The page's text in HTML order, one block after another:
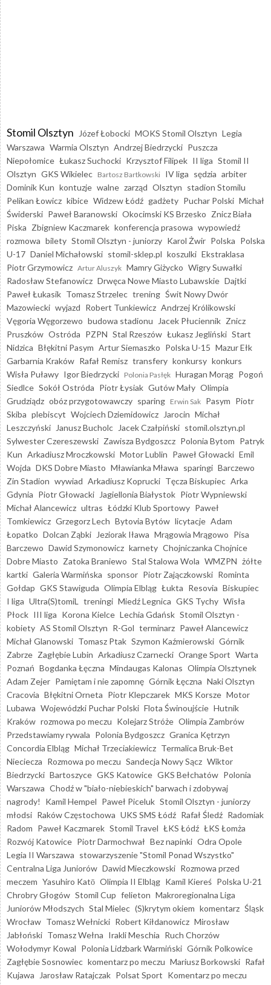
Stomil Olsztyn Józef Łobocki MOKS Stomil Olsztyn Legia
Warszawa Warmia Olsztyn Andrzej Biedrzycki Puszcza
Niepołomice Łukasz Suchocki Krzysztof Filipek II liga Stomil II
Olsztyn GKS Wikielec Bartosz Bartkowski IV liga sędzia arbiter
Dominik Kun kontuzje walne zarząd Olsztyn stadion Stomilu
Pelikan Łowicz kibice Widzew Łódź gadżety Puchar Polski Michał
Świderski Paweł Baranowski Okocimski KS Brzesko Znicz Biała
Piska Zbigniew Kaczmarek konferencja prasowa wypowiedź
rozmowa bilety Stomil Olsztyn - juniorzy Karol Żwir Polska Polska
U-17 Daniel Michałowski stomil-sklep.pl koszulki Ekstraklasa
Piotr Grzymowicz Artur Aluszyk Mamry Giżycko Wigry Suwałki
Radosław Stefanowicz Drwęca Nowe Miasto Lubawskie Dajtki
Paweł Łukasik Tomasz Strzelec trening Świt Nowy Dwór
Mazowiecki wyjazd Robert Tunkiewicz Andrzej Królikowski
Vęgoria Węgorzewo budowa stadionu Jacek Płuciennik Znicz
Pruszków Ostróda PZPN Stal Rzeszów Łukasz Jegliński Start
Nidzica Błękitni Pasym Artur Siemaszko Polska U-15 Mazur Ełk
Garbarnia Kraków Rafał Remisz transfery konkursy konkurs
Wisła Puławy Igor Biedrzycki Polonia Pasłęk Huragan Morąg Pogoń
Siedlce Sokół Ostróda Piotr Łysiak Gutów Mały Olimpia
Grudziądz obóz przygotowawczy sparing Erwin Sak Pasym Piotr
Skiba plebiscyt Wojciech Dziemidowicz Jarocin Michał
Leszczyński
Janusz Bucholc Jacek Czałpiński stomil.olsztyn.pl
Sylwester Czereszewski Zawisza Bydgoszcz Polonia Bytom Patryk
Kun Arkadiusz Mroczkowski Motor Lublin Paweł Głowacki Emil
Wojda DKS Dobre Miasto Mławianka Mława sparingi Barczewo
Zin Stadion wywiad Arkadiusz Koprucki Tęcza Biskupiec Arka
Gdynia Piotr Głowacki Jagiellonia Białystok Piotr Wypniewski
Michał Alancewicz ultras Łódzki Klub Sportowy Paweł
Tomkiewicz Grzegorz Lech Bytovia Bytów licytacje Adam
Łopatko Dolcan Ząbki Jeziorak Iława Mrągowia Mrągowo Pisa
Barczewo Dawid Szymonowicz karnety Chojniczanka Chojnice
Dobre Miasto Zatoka Braniewo Stal Stalowa Wola WMZPN żółte
kartki Galeria Warmińska sponsor Piotr Zajączkowski Rominta
Gołdap GKS Stawiguda Olimpia Elbląg Łukta Resovia Biskupiec
I liga Ultra(S)tomiL treningi Miedź Legnica GKS Tychy Wisła
Płock III liga Korona Kielce Lechia Gdańsk Stomil Olsztyn -
kobiety AS Stomil Olsztyn R-Gol terminarz Paweł Alancewicz
Michał Glanowski Tomasz Ptak Szymon Kaźmierowski Górnik
Zabrze Zagłębie Lubin Arkadiusz Czarnecki Orange Sport Warta
Poznań Bogdanka Łęczna Mindaugas Kalonas Olimpia Olsztynek
Adam Zejer Pamiętam i nie zapomnę Górnik Łęczna Naki Olsztyn
Cracovia Błękitni Orneta Piotr Klepczarek MKS Korsze Motor
Lubawa Wojewódzki Puchar Polski Flota Świnoujście Hutnik
Kraków rozmowa po meczu Kolejarz Stróże Olimpia Zambrów
Przedstawiamy rywala Polonia Bydgoszcz Granica Kętrzyn
Concordia Elbląg Michał Trzeciakiewicz Termalica Bruk-Bet
Nieciecza Rozmowa po meczu Sandecja Nowy Sącz Wiktor
Biedrzycki Bartoszyce GKS Katowice GKS Bełchatów Polonia
Warszawa Chodź w "biało-niebieskich" barwach i zdobywaj
nagrody!
Kamil Hempel Paweł Piceluk Stomil Olsztyn - juniorzy
młodsi Raków Częstochowa UKS SMS Łódź Rafał Śledź Radomiak
Radom Paweł Kaczmarek Stomil Travel ŁKS Łódź ŁKS Łomża
Rozwój Katowice Piotr Darmochwał Bez napinki Odra Opole
Legia II Warszawa stowarzyszenie "Stomil Ponad Wszystko"
Centralna Liga Juniorów Dawid Mieczkowski Rozmowa przed
meczem Yasuhiro Katō Olimpia II Elbląg Kamil Kiereś Polska U-21
Chrobry Głogów Stomil Cup felieton Makroregionalna Liga
Juniorów Młodszych Stal Mielec (S)krytym okiem komentarz Śląsk
Wrocław Tomasz Wełnicki Robert Kiłdanowicz Mirosław
Jabłoński Tomasz Wełna Irakli Meschia Ruch Chorzów
Wołodymyr Kowal Polonia Lidzbark Warmiński Górnik Polkowice
Zagłębie Sosnowiec komentarz po meczu Mariusz Borkowski Rafał
Kujawa
Jarosław Ratajczak Polsat Sport Komentarz po meczu